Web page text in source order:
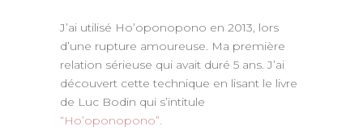
J’ai utilisé Ho’oponopono en 2013, lors
d’une rupture amoureuse. Ma première
relation sérieuse qui avait duré 5 ans. J’ai
découvert cette technique en lisant le livre
de Luc Bodin qui s’intitule
“Ho’oponopono”.